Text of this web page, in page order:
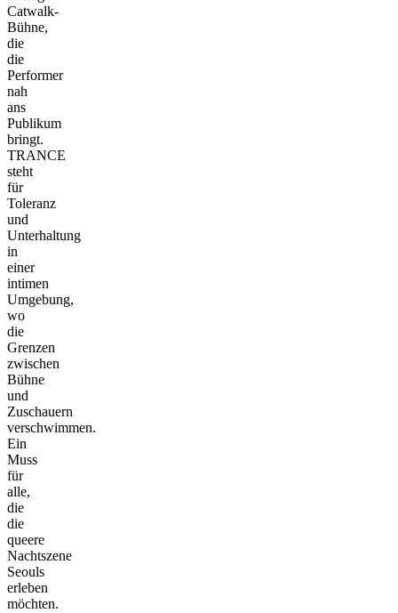
Catwalk-
Bühne,
die
die
Performer
nah
ans
Publikum
bringt.
TRANCE
steht
für
Toleranz
und
Unterhaltung
in
einer
intimen
Umgebung,
wo
die
Grenzen
zwischen
Bühne
und
Zuschauern
verschwimmen.
Ein
Muss
für
alle,
die
die
queere
Nachtszene
Seouls
erleben
möchten.